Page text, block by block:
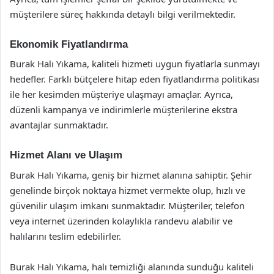
müşterilere süreç hakkında detaylı bilgi verilmektedir.
Ekonomik Fiyatlandırma
Burak Halı Yıkama, kaliteli hizmeti uygun fiyatlarla sunmayı
hedefler. Farklı bütçelere hitap eden fiyatlandırma politikası
ile her kesimden müşteriye ulaşmayı amaçlar. Ayrıca,
düzenli kampanya ve indirimlerle müşterilerine ekstra
avantajlar sunmaktadır.
Hizmet Alanı ve Ulaşım
Burak Halı Yıkama, geniş bir hizmet alanına sahiptir. Şehir
genelinde birçok noktaya hizmet vermekte olup, hızlı ve
güvenilir ulaşım imkanı sunmaktadır. Müşteriler, telefon
veya internet üzerinden kolaylıkla randevu alabilir ve
halılarını teslim edebilirler.
Burak Halı Yıkama, halı temizliği alanında sunduğu kaliteli